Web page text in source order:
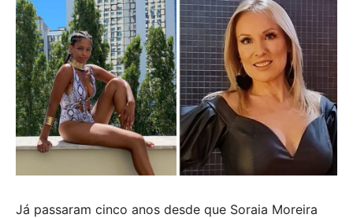
Já passaram cinco anos desde que Soraia Moreira